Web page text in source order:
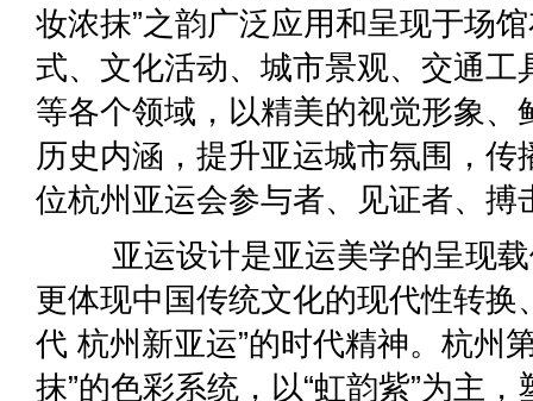
妆浓抹”之韵广泛应用和呈现于场
式、文化活动、城市景观、交通
等各个领域，以精美的视觉形象
历史内涵，提升亚运城市氛围，
位杭州亚运会参与者、见证者、搏
亚运设计是亚运美学的呈现载
更体现中国传统文化的现代性转换
代 杭州新亚运”的时代精神。杭州
抹”的色彩系统，以“虹韵紫”为主